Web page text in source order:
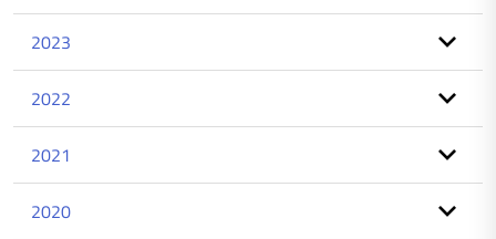
2023
2022
2021
2020